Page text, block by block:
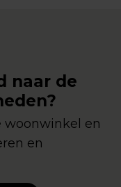
naar de
woonwinkel en
en